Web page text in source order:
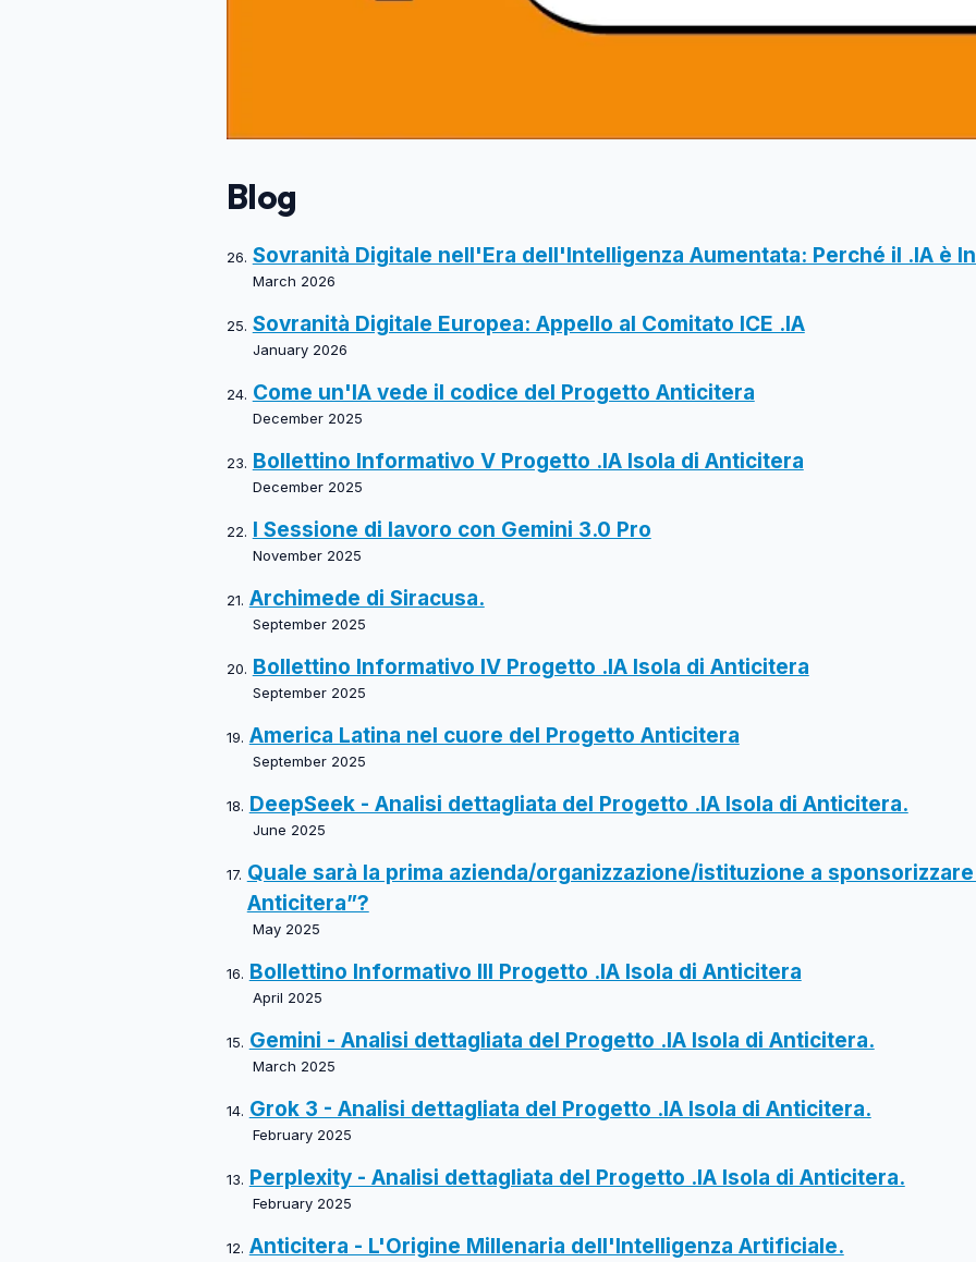
Blog
Sovranità Digitale nell'Era dell'Intelligenza Aumentata: Perché il .IA è
March 2026
Sovranità Digitale Europea: Appello al Comitato ICE .IA
January 2026
Come un'IA vede il codice del Progetto Anticitera
December 2025
Bollettino Informativo V Progetto .IA Isola di Anticitera
December 2025
I Sessione di lavoro con Gemini 3.0 Pro
November 2025
Archimede di Siracusa.
September 2025
Bollettino Informativo IV Progetto .IA Isola di Anticitera
September 2025
America Latina nel cuore del Progetto Anticitera
September 2025
DeepSeek - Analisi dettagliata del Progetto .IA Isola di Anticitera.
June 2025
Quale sarà la prima azienda/organizzazione/istituzione a
Anticitera”?
May 2025
Bollettino Informativo III Progetto .IA Isola di Anticitera
April 2025
Gemini - Analisi dettagliata del Progetto .IA Isola di Anticitera.
March 2025
Grok 3 - Analisi dettagliata del Progetto .IA Isola di Anticitera.
February 2025
Perplexity - Analisi dettagliata del Progetto .IA Isola di Anticitera.
February 2025
Anticitera - L'Origine Millenaria dell'Intelligenza Artificiale.